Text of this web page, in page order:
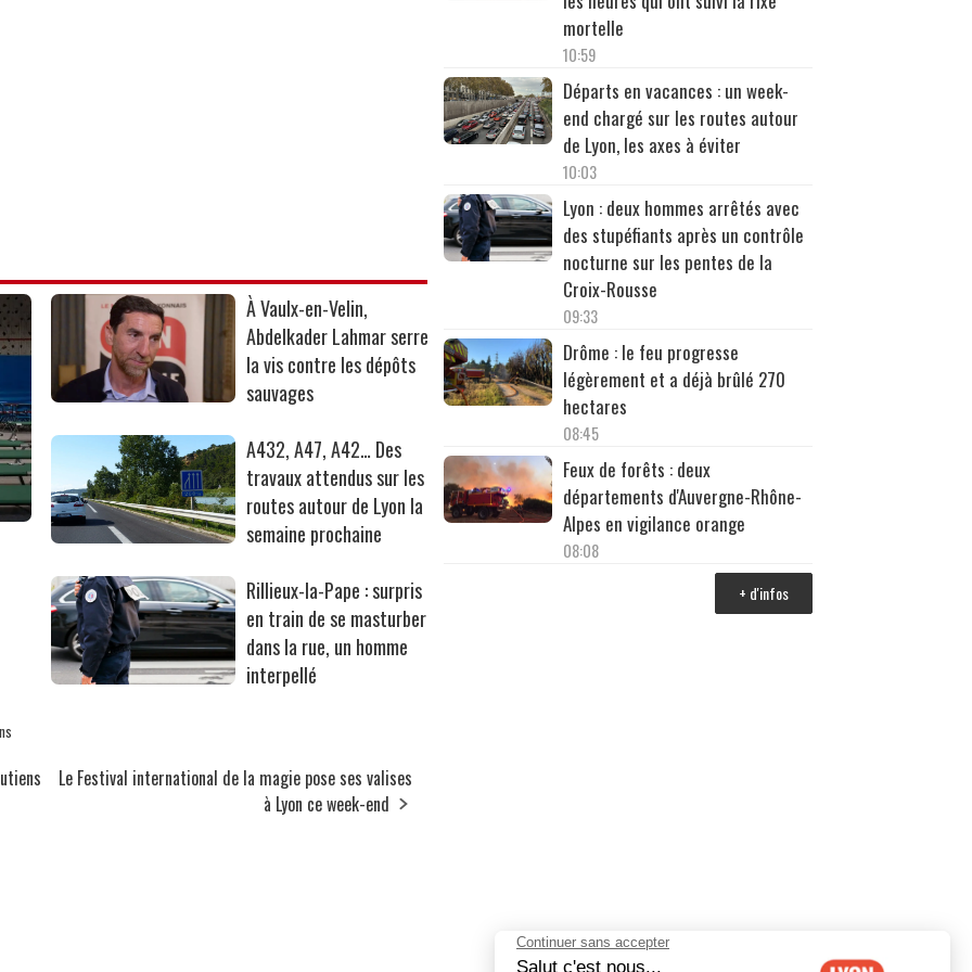
À Vaulx-en-Velin,
Abdelkader Lahmar serre
la vis contre les dépôts
sauvages
A432, A47, A42… Des
travaux attendus sur les
routes autour de Lyon la
semaine prochaine
Rillieux-la-Pape : surpris
en train de se masturber
dans la rue, un homme
interpellé
Le Festival international de la magie pose ses valises
à Lyon ce week-end
mortelle
10:59
Départs en vacances : un week-
end chargé sur les routes autour
de Lyon, les axes à éviter
10:03
Lyon : deux hommes arrêtés avec
des stupéfiants après un contrôle
nocturne sur les pentes de la
Croix-Rousse
09:33
Drôme : le feu progresse
légèrement et a déjà brûlé 270
hectares
08:45
Feux de forêts : deux
départements d'Auvergne-Rhône-
Alpes en vigilance orange
08:08
+ d'infos